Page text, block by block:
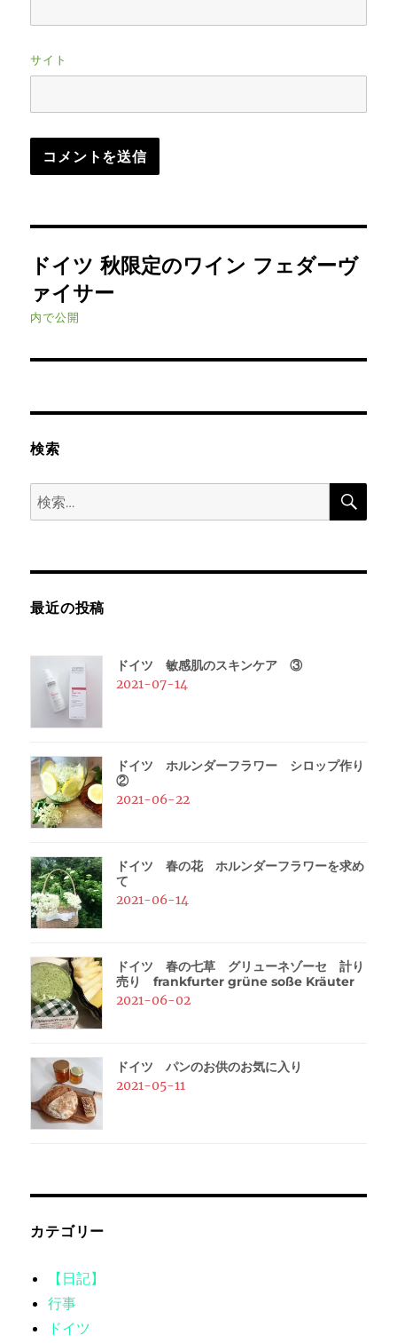
サイト
稿
ナ
ビ
ョ
ドイツ 秋限定のワイン フェダーヴ
ァイサー
内で公開
検索
検
索:
検
最近の投稿
ドイツ 敏感肌のスキンケア ③
2021-07-14
ドイツ ホルンダーフラワー シロップ作り
②
2021-06-22
ドイツ 春の花 ホルンダーフラワーを求め
て
2021-06-14
ドイツ 春の七草 グリューネゾーセ 計り
売り frankfurter grüne soße Kräuter
2021-06-02
ドイツ パンのお供のお気に入り
2021-05-11
カテゴリー
【日記】
行事
ドイツ